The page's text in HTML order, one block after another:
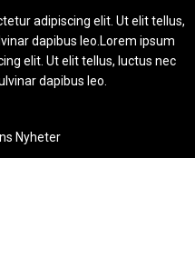
adipiscing elit. Ut elit tellus,
dapibus leo.Lorem ipsum
elit. Ut elit tellus, luctus nec
dapibus leo.
Nyheter